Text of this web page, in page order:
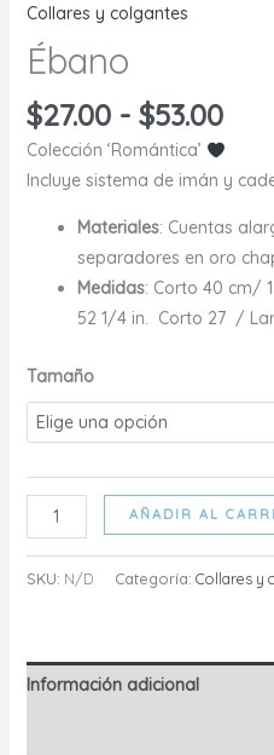
Collares y colgantes
Ébano
$27.00 - $53.00
de
Colección ‘Romántica’
Incluye sistema de imán y
Materiales: Cuentas
separadores en oro
Medidas: Corto 40 cm/
52 1/4 in. Corto 27 /
Tamaño
Ébano
cantidad
AÑADIR AL
SKU: N/D Categoría: Collares y
Información adicional